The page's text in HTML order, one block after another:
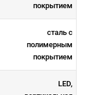
покрытием
сталь с
полимерным
покрытием
LED,